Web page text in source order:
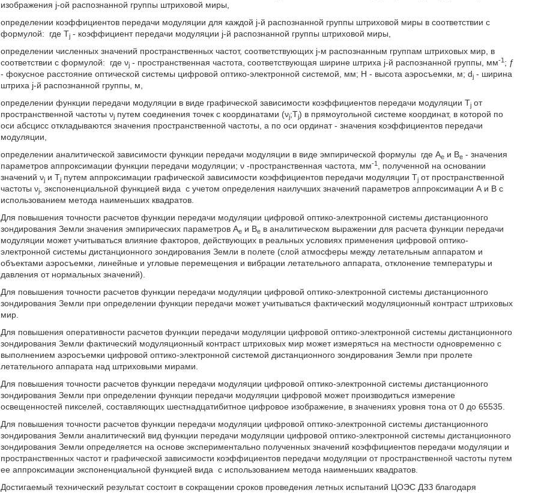
изображения j-ой распознанной группы штриховой миры,
определении коэффициентов передачи модуляции для каждой j-й распознанной группы штриховой миры в соответствии с
формулой:
где Tj - коэффициент передачи модуляции j-й распознанной группы штриховой миры,
определении численных значений пространственных частот, соответствующих j-м распознанным группам штриховых мир, в
соответствии с формулой:
где νj - пространственная частота, соответствующая ширине штриха j-й распознанной группы, мм-1 ; ƒ
- фокусное расстояние оптической системы цифровой оптико-электронной системой, мм; Η - высота аэросъемки, м; dj - ширина
штриха j-й распознанной группы, м,
определении функции передачи модуляции в виде графической зависимости коэффициентов передачи модуляции Tj от
пространственной частоты νj путем соединения точек с координатами (νj;Tj) в прямоугольной системе координат, в которой по
оси абсцисс откладываются значения пространственной частоты, а по оси ординат - значения коэффициентов передачи
модуляции,
определении аналитической зависимости функции передачи модуляции в виде эмпирической формулы
где Ае и Ве - значения
параметров аппроксимации функции передачи модуляции; ν -пространственная частота, мм-1
, полученной на основании
значений νj и Tj путем аппроксимации графической зависимости коэффициентов передачи модуляции Tj от пространственной
частоты νj , экспоненциальной функцией вида с учетом определения наилучших значений параметров аппроксимации А и В с
использованием метода наименьших квадратов.
Для повышения точности расчетов функции передачи модуляции цифровой оптико-электронной системы дистанционного
зондирования Земли значения эмпирических параметров Ае и Ве в аналитическом выражении для расчета функции передачи
модуляции может учитываться влияние факторов, действующих в реальных условиях применения цифровой оптико-
электронной системы дистанционного зондирования Земли в полете (слой атмосферы между летательным аппаратом и
объектами аэросъемки, линейные и угловые перемещения и вибрации летательного аппарата, отклонение температуры и
давления от нормальных значений).
Для повышения точности расчетов функции передачи модуляции цифровой оптико-электронной системы дистанционного
зондирования Земли при определении функции передачи может учитываться фактический модуляционный контраст штриховых
мир.
Для повышения оперативности расчетов функции передачи модуляции цифровой оптико-электронной системы дистанционного
зондирования Земли фактический модуляционный контраст штриховых мир может измеряться на местности одновременно с
выполнением аэросъемки цифровой оптико-электронной системой дистанционного зондирования Земли при пролете
летательного аппарата над штриховыми мирами.
Для повышения точности расчетов функции передачи модуляции цифровой оптико-электронной системы дистанционного
зондирования Земли при определении функции передачи модуляции цифровой может производиться измерение
освещенностей пикселей, составляющих шестнадцатибитное цифровое изображение, в значениях уровня тона от 0 до 65535.
Для повышения точности расчетов функции передачи модуляции цифровой оптико-электронной системы дистанционного
зондирования Земли аналитический вид функции передачи модуляции цифровой оптико-электронной системы дистанционного
зондирования Земли определяется на основе экспериментально полученных значений коэффициентов передачи модуляции и
пространственных частот и графической зависимости коэффициентов передачи модуляции от пространственной частоты путем
ее аппроксимации экспоненциальной функцией вида с использованием метода наименьших квадратов.
Достигаемый технический результат состоит в сокращении сроков проведения летных испытаний ЦОЭС ДЗЗ благодаря